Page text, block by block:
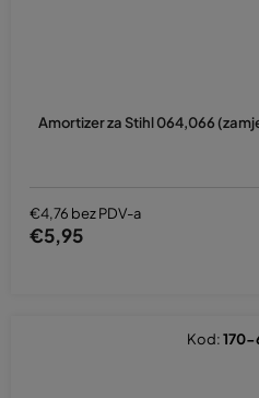
Amortizer za Stihl 064,066
€4,76 bez PDV-a
€5,95
Kod:170-